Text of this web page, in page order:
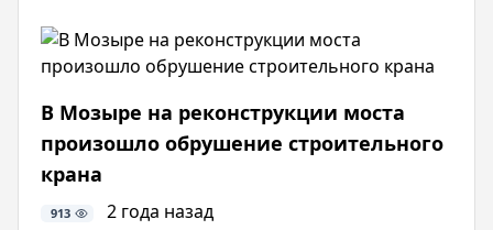
теннис
В Мозыре на реконструкции моста
произошло обрушение строительного
крана
913 2 года назад